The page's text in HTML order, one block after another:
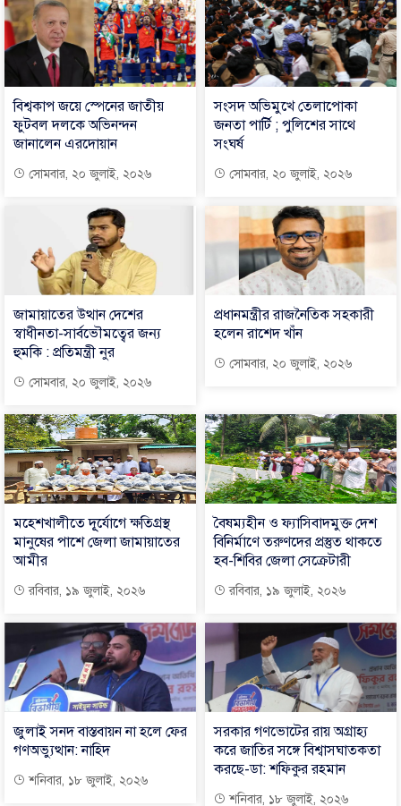
বিশ্বকাপ জয়ে স্পেনের জাতীয়
ফুটবল দলকে অভিনন্দন
জানালেন এরদোয়ান
সোমবার, ২০ জুলাই, ২০২৬
সংসদ অভিমুখে তেলাপোকা
জনতা পার্টি ; পুলিশের সাথে
সংঘর্ষ
সোমবার, ২০ জুলাই, ২০২৬
জামায়াতের উত্থান দেশের
স্বাধীনতা-সার্বভৌমত্বের জন্য
হুমকি : প্রতিমন্ত্রী নুর
সোমবার, ২০ জুলাই, ২০২৬
প্রধানমন্ত্রীর রাজনৈতিক সহকারী
হলেন রাশেদ খাঁন
সোমবার, ২০ জুলাই, ২০২৬
মহেশখালীতে দূূর্যোগে ক্ষতিগ্রস্থ
মানুষের পাশে জেলা জামায়াতের
আমীর
রবিবার, ১৯ জুলাই, ২০২৬
বৈষম্যহীন ও ফ্যাসিবাদমুক্ত দেশ
বিনির্মাণে তরুণদের প্রস্তুত থাকতে
হব-শিবির জেলা সেক্রেটারী
রবিবার, ১৯ জুলাই, ২০২৬
জুলাই সনদ বাস্তবায়ন না হলে ফের
গণঅভ্যুত্থান: নাহিদ
শনিবার, ১৮ জুলাই, ২০২৬
সরকার গণভোটের রায় অগ্রাহ্য
করে জাতির সঙ্গে বিশ্বাসঘাতকতা
করছে-ডা: শফিকুর রহমান
শনিবার, ১৮ জুলাই, ২০২৬